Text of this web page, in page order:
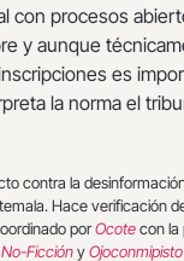
con procesos
y aunque
es
la norma el
contra la
Hace verificación
porOcotecon la
No-FicciónyOjoconmipisto